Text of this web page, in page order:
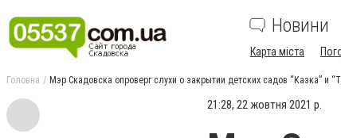
Новини
Карта міста
Головна Мэр Скадовска опроверг слухи о закрытии детских садов “Казка” и
21:28, 22 жовтня 2021 р.